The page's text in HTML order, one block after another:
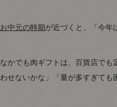
お中元の時期が近づくと、「今年
なかでも肉ギフトは、百貨店で
わせないかな」「量が多すぎても